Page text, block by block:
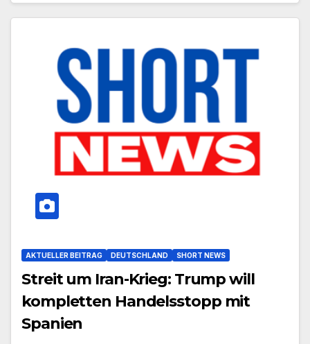
AKTUELLER BEITRAG DEUTSCHLAND SHORT NEWS
Streit um Iran-Krieg: Trump will
kompletten Handelsstopp mit
Spanien